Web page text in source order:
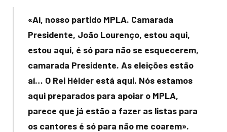
«Aí, nosso partido MPLA. Camarada
Presidente, João Lourenço, estou aqui,
estou aqui, é só para não se esquecerem,
camarada Presidente. As eleições estão
aí… O Rei Hélder está aqui. Nós estamos
aqui preparados para apoiar o MPLA,
parece que já estão a fazer as listas para
os cantores é só para não me coarem».